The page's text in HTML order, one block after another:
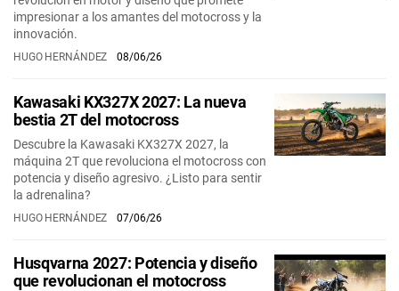
impresionar a los amantes del motocross y la
innovación.
HUGO HERNÁNDEZ 08/06/26
Kawasaki KX327X 2027: La nueva
bestia 2T del motocross
Descubre la Kawasaki KX327X 2027, la
máquina 2T que revoluciona el motocross con
potencia y diseño agresivo. ¿Listo para sentir
la adrenalina?
HUGO HERNÁNDEZ 07/06/26
Husqvarna 2027: Potencia y diseño
que revolucionan el motocross